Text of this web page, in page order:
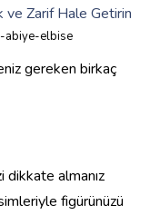
abiye-elbise
gereken birkaç
dikkate almanız
figürünüzü